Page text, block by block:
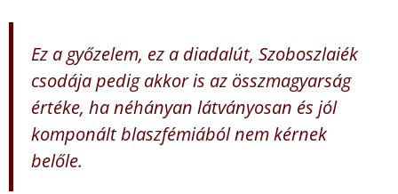
Ez a győzelem, ez a diadalút, Szoboszlaiék
csodája pedig akkor is az összmagyarság
értéke, ha néhányan látványosan és jól
komponált blaszfémiából nem kérnek
belőle.